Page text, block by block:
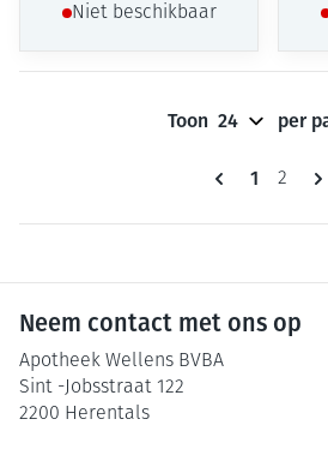
Niet beschikbaar
Pagina's
U lees
1 Pagina
2
Toon per
Neem contact met ons op
Apotheek Wellens BVBA
Sint -Jobsstraat 122
2200 Herentals